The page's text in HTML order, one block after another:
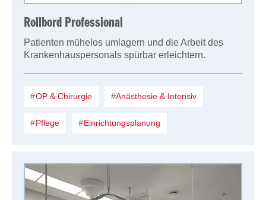
Rollbord Professional
Patienten mühelos umlagern und die Arbeit des
Krankenhauspersonals spürbar erleichtern.
OP & Chirurgie Anästhesie & Intensiv
Pflege Einrichtungsplanung